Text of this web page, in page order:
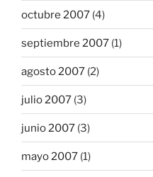
octubre 2007 (4)
septiembre 2007 (1)
agosto 2007 (2)
julio 2007 (3)
junio 2007 (3)
mayo 2007 (1)